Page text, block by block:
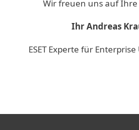
Wir freuen uns auf
Ihr Andreas
ESET Experte für